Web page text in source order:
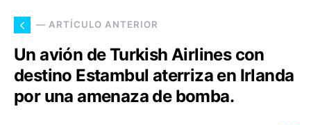
— ARTÍCULO ANTERIOR
Un avión de Turkish Airlines con
destino Estambul aterriza en Irlanda
por una amenaza de bomba.